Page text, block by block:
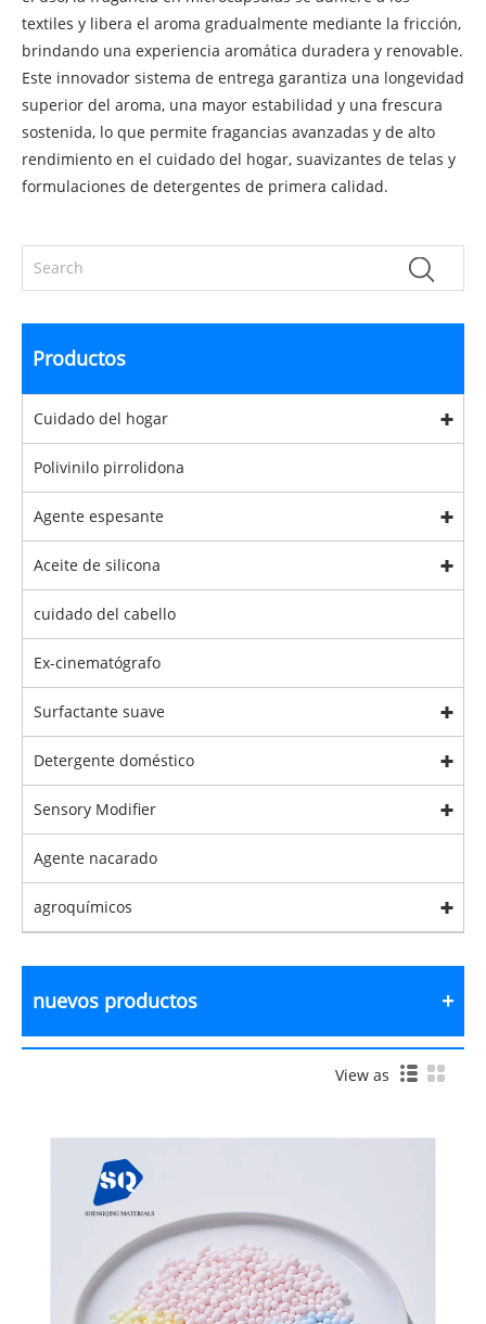
textiles y libera el aroma gradualmente mediante la fricción,
brindando una experiencia aromática duradera y renovable.
Este innovador sistema de entrega garantiza una longevidad
superior del aroma, una mayor estabilidad y una frescura
sostenida, lo que permite fragancias avanzadas y de alto
rendimiento en el cuidado del hogar, suavizantes de telas y
formulaciones de detergentes de primera calidad.
Productos
Cuidado del hogar
Polivinilo pirrolidona
Agente espesante
Aceite de silicona
cuidado del cabello
Ex-cinematógrafo
Surfactante suave
Detergente doméstico
Sensory Modifier
Agente nacarado
agroquímicos
nuevos productos
View as